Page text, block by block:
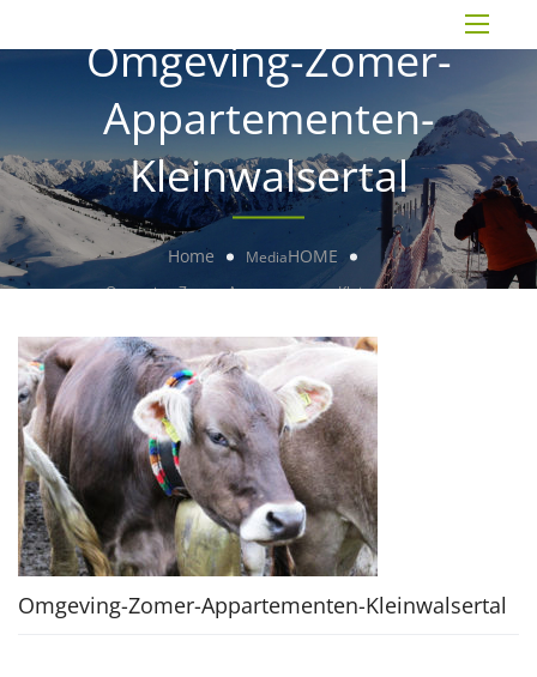
Omgeving-Zomer-
Appartementen-
Kleinwalsertal
Home MediaHOME
Omgeving-Zomer-Appartementen-Kleinwalsertal
Omgeving-Zomer-Appartementen-Kleinwalsertal